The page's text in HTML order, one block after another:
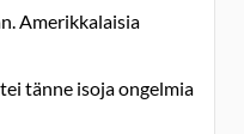
Amerikkalaisia
tänne isoja ongelmia